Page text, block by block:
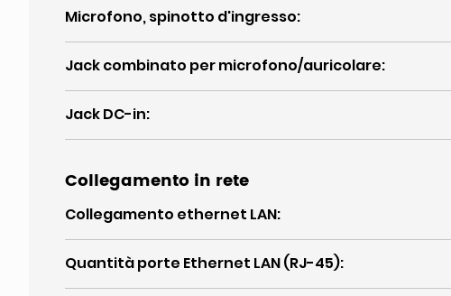
Microfono, spinotto d'ingresso:
Jack combinato per microfono/auricolare:
Jack DC-in:
Collegamento in rete
Collegamento ethernet LAN:
Quantità porte Ethernet LAN (RJ-45):